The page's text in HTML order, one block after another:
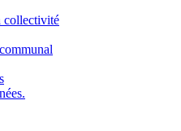
collectivité